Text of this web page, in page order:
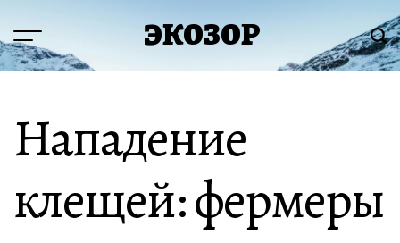
содержимому
Меню ЭКОЗОР
Нападение
клещей: фермеры